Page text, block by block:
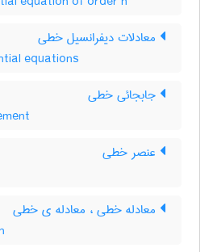
معادلات دیفرانسیل خطی
equations
جابجائی خطی
عنصر خطی
معادله خطی ، معادله ی خطی